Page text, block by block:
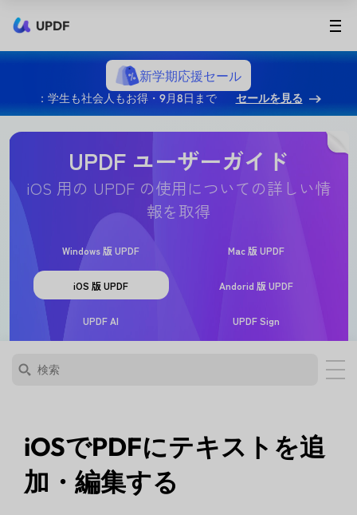
UPDF
新学期応援セール
：学生も社会人もお得・9月8日まで セールを見る
UPDF ユーザーガイド
iOS 用の UPDF の使用についての詳しい情
報を取得
Windows 版 UPDF Mac 版 UPDF
iOS 版 UPDF Andorid 版 UPDF
UPDF AI UPDF Sign
iOSでPDFにテキストを追
加・編集する